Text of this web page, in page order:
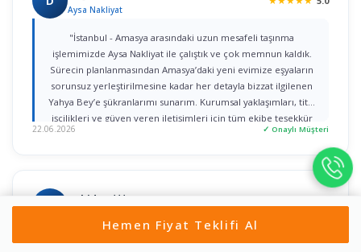
Aysa Nakliyat
"İstanbul - Amasya arasındaki uzun mesafeli taşınma
işlemimizde Aysa Nakliyat ile çalıştık ve çok memnun kaldık.
Sürecin planlanmasından Amasya’daki yeni evimize eşyaların
sorunsuz yerleştirilmesine kadar her detayla bizzat ilgilenen
Yahya Bey’e şükranlarımı sunarım. Kurumsal yaklaşımları, titiz
işçilikleri ve güven veren iletişimleri için tüm ekibe teşekkür
22.06.2026 ✓ Onaylı Müşteri
C Cahide A***
★★★★★ 5.0
Zeki Bey ve ekibine ne kadar teşekkür etsem az. Bugüne
Hemen Fiyat Teklifi Al